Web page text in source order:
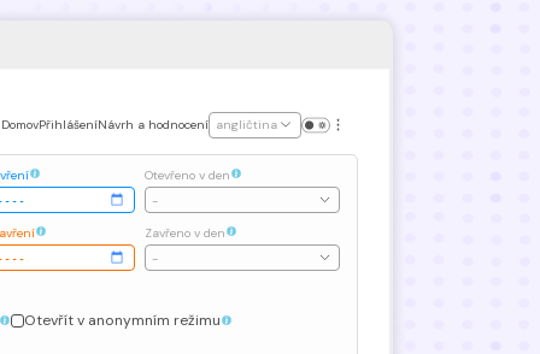
DomovPřihlášeníNávrh a hodnocení angličtina
Otevřeno v den
-
Zavřeno v den
-
Otevřít v anonymním režimu